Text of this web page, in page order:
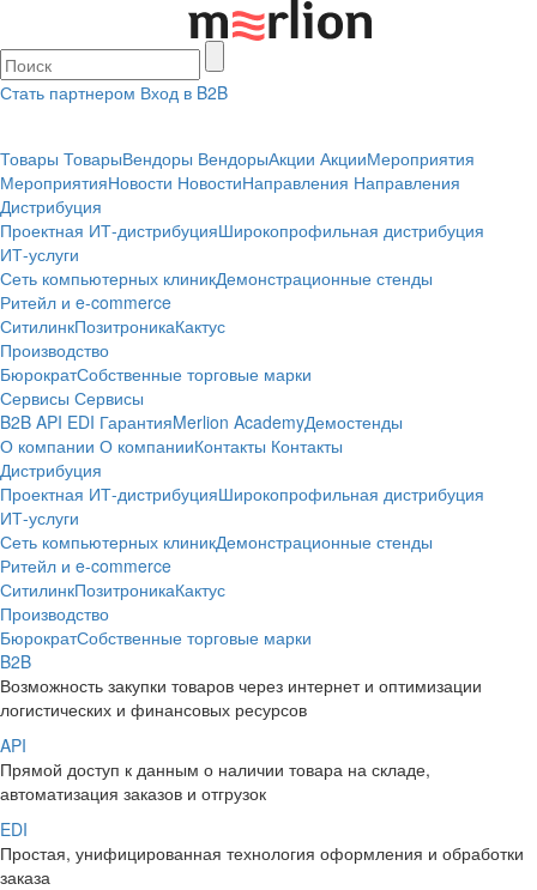
Стать партнером Вход в B2B
Товары ТоварыВендоры ВендорыАкции АкцииМероприятия
МероприятияНовости НовостиНаправления Направления
Дистрибуция
Проектная ИТ-дистрибуцияШирокопрофильная дистрибуция
ИТ-услуги
Сеть компьютерных клиникДемонстрационные стенды
Ритейл и e-commerce
СитилинкПозитроникаКактус
Производство
БюрократСобственные торговые марки
Сервисы Сервисы
B2B API EDI ГарантияMerlion AcademyДемостенды
О компании О компанииКонтакты Контакты
Дистрибуция
Проектная ИТ-дистрибуцияШирокопрофильная дистрибуция
ИТ-услуги
Сеть компьютерных клиникДемонстрационные стенды
Ритейл и e-commerce
СитилинкПозитроникаКактус
Производство
БюрократСобственные торговые марки
B2B
Возможность закупки товаров через интернет и оптимизации
логистических и финансовых ресурсов
API
Прямой доступ к данным о наличии товара на складе,
автоматизация заказов и отгрузок
EDI
Простая, унифицированная технология оформления и обработки
заказа